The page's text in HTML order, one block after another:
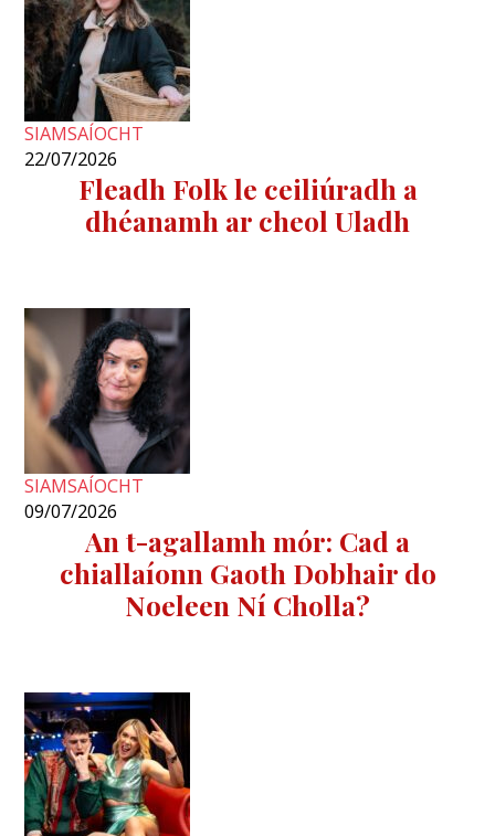
SIAMSAÍOCHT
22/07/2026
Fleadh Folk le ceiliúradh a
dhéanamh ar cheol Uladh
SIAMSAÍOCHT
09/07/2026
An t-agallamh mór: Cad a
chiallaíonn Gaoth Dobhair do
Noeleen Ní Cholla?